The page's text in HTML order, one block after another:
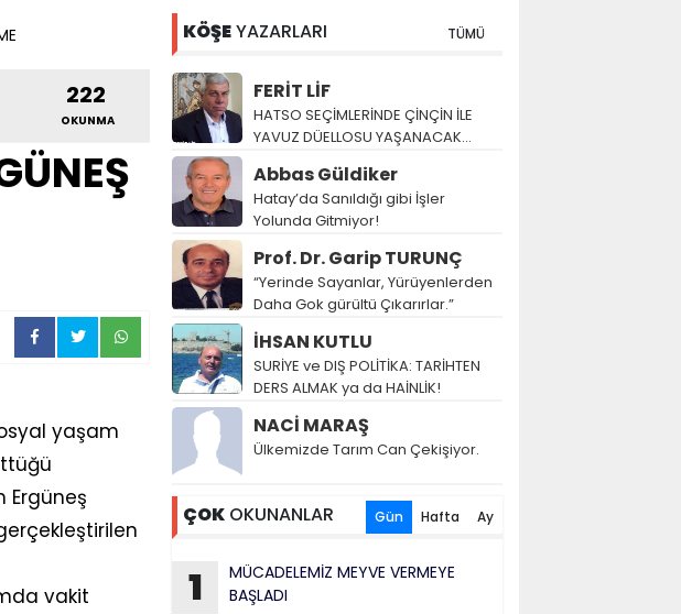
222
OKUNMA
yaşam
Ergüneş
vakit
KÖŞEYAZARLARI TÜMÜ
FERİT LİF
HATSO SEÇİMLERİNDE ÇİNÇİN İLE
YAVUZ DÜELLOSU YAŞANACAK…
Abbas Güldiker
Hatay’da Sanıldığı gibi İşler
Yolunda Gitmiyor!
Prof. Dr. Garip TURUNÇ
“Yerinde Sayanlar, Yürüyenlerden
Daha Gok gürültü Çıkarırlar.”
İHSAN KUTLU
SURİYE ve DIŞ POLİTİKA: TARİHTEN
DERS ALMAK ya da HAİNLİK!
NACİ MARAŞ
Ülkemizde Tarım Can Çekişiyor.
ÇOK OKUNANLAR Gün Hafta Ay
1
MÜCADELEMİZ MEYVE VERMEYE
BAŞLADI